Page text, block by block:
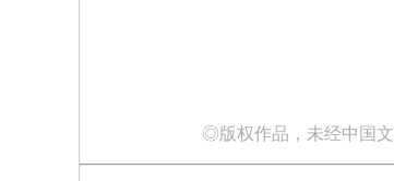
◎版权作品，未经中国文